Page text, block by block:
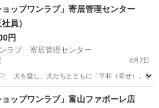
動物
ョップワンラブ」寄居管理センター
員）
円
ラブ 寄居管理センター
8月7日
し、犬たちとともに「平和（幸せ）」を届けた
ョップワンラブ」富山ファボーレ店